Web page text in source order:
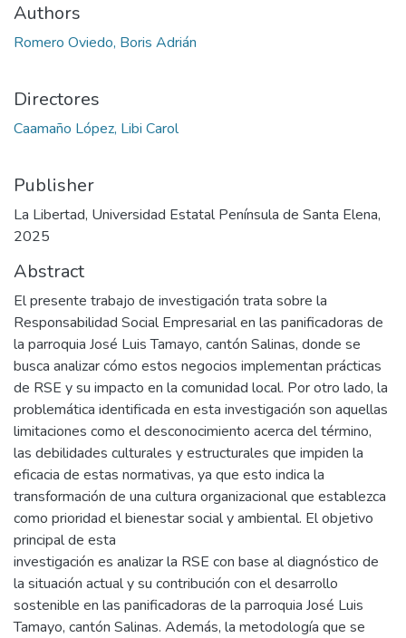
Authors
Romero Oviedo, Boris Adrián
Directores
Caamaño López, Libi Carol
Publisher
La Libertad, Universidad Estatal Península de Santa Elena,
2025
Abstract
El presente trabajo de investigación trata sobre la
Responsabilidad Social Empresarial en las panificadoras de
la parroquia José Luis Tamayo, cantón Salinas, donde se
busca analizar cómo estos negocios implementan prácticas
de RSE y su impacto en la comunidad local. Por otro lado, la
problemática identificada en esta investigación son aquellas
limitaciones como el desconocimiento acerca del término,
las debilidades culturales y estructurales que impiden la
eficacia de estas normativas, ya que esto indica la
transformación de una cultura organizacional que establezca
como prioridad el bienestar social y ambiental. El objetivo
principal de esta
investigación es analizar la RSE con base al diagnóstico de
la situación actual y su contribución con el desarrollo
sostenible en las panificadoras de la parroquia José Luis
Tamayo, cantón Salinas. Además, la metodología que se